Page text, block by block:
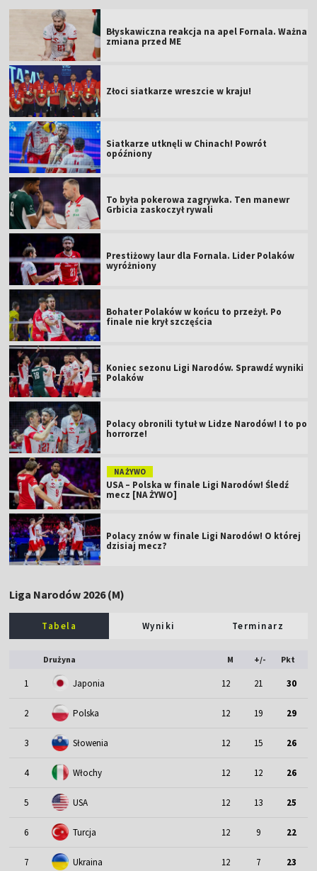
Błyskawiczna reakcja na apel Fornala. Ważna
zmiana przed ME
Złoci siatkarze wreszcie w kraju!
Siatkarze utknęli w Chinach! Powrót
opóźniony
To była pokerowa zagrywka. Ten manewr
Grbicia zaskoczył rywali
Prestiżowy laur dla Fornala. Lider Polaków
wyróżniony
Bohater Polaków w końcu to przeżył. Po
finale nie krył szczęścia
Koniec sezonu Ligi Narodów. Sprawdź wyniki
Polaków
Polacy obronili tytuł w Lidze Narodów! I to po
horrorze!
NA ŻYWO
USA – Polska w finale Ligi Narodów! Śledź
mecz [NA ŻYWO]
Polacy znów w finale Ligi Narodów! O której
dzisiaj mecz?
Liga Narodów 2026 (M)
Tabela Wyniki Terminarz
Drużyna M +/- Pkt
1 Japonia 12 21 30
2 Polska 12 19 29
3 Słowenia 12 15 26
4 Włochy 12 12 26
5 USA 12 13 25
6 Turcja 12 9 22
7 Ukraina 12 7 23